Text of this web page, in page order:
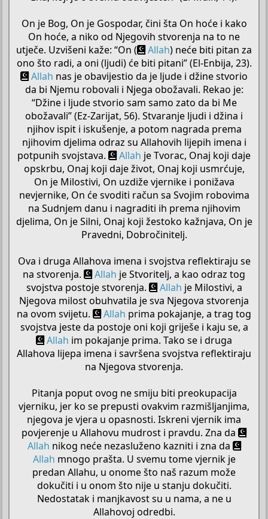
On je Bog, On je Gospodar, čini šta On hoće i kako
On hoće, a niko od Njegovih stvorenja na to ne
utječe. Uzvišeni kaže: “On (
Allah) neće biti pitan za
ono što radi, a oni (ljudi) će biti pitani” (El-Enbija, 23).
Allah nas je obavijestio da je ljude i džine stvorio
da bi Njemu robovali i Njega obožavali. Rekao je:
“Džine i ljude stvorio sam samo zato da bi Me
obožavali” (Ez-Zarijat, 56). Stvaranje ljudi i džina i
njihov ispit i iskušenje, a potom nagrada prema
njihovim djelima odraz su Allahovih lijepih imena i
potpunih svojstava.
Allah je Tvorac, Onaj koji daje
opskrbu, Onaj koji daje život, Onaj koji usmrćuje,
On je Milostivi, On uzdiže vjernike i ponižava
nevjernike, On će svoditi račun sa Svojim robovima
na Sudnjem danu i nagraditi ih prema njihovim
djelima, On je Silni, Onaj koji žestoko kažnjava, On je
Pravedni, Dobročinitelj.
Ova i druga Allahova imena i svojstva reflektiraju se
na stvorenja.
Allah je Stvoritelj, a kao odraz tog
svojstva postoje stvorenja.
Allah je Milostivi, a
Njegova milost obuhvatila je sva Njegova stvorenja
na ovom svijetu.
Allah prima pokajanje, a trag tog
svojstva jeste da postoje oni koji griješe i kaju se, a
Allah im pokajanje prima. Tako se i druga
Allahova lijepa imena i savršena svojstva reflektiraju
na Njegova stvorenja.
Pitanja poput ovog ne smiju biti preokupacija
vjerniku, jer ko se prepusti ovakvim razmišljanjima,
njegova je vjera u opasnosti. Iskreni vjernik ima
povjerenje u Allahovu mudrost i pravdu. Zna da
Allah nikog neće nezasluženo kazniti i zna da
Allah mnogo prašta. U svemu tome vjernik je
predan Allahu, u onome što naš razum može
dokučiti i u onom što nije u stanju dokučiti.
Nedostatak i manjkavost su u nama, a ne u
Allahovoj odredbi.